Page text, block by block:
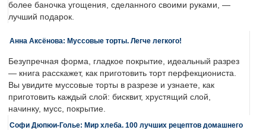
более баночка угощения, сделанного своими руками, —
лучший подарок.
Анна Аксёнова: Муссовые торты. Легче легкого!
Безупречная форма, гладкое покрытие, идеальный разрез
— книга расскажет, как приготовить торт перфекциониста.
Вы увидите муссовые торты в разрезе и узнаете, как
приготовить каждый слой: бисквит, хрустящий слой,
начинку, мусс, покрытие.
Софи Дюпюи-Голье: Мир хлеба. 100 лучших рецептов домашнего